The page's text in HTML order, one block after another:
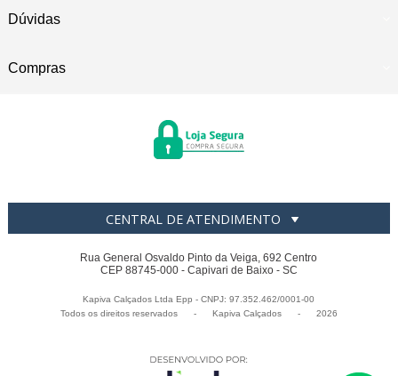
Dúvidas
Compras
CENTRAL DE ATENDIMENTO
Rua General Osvaldo Pinto da Veiga, 692 Centro
CEP 88745-000 - Capivari de Baixo - SC
Kapiva Calçados Ltda Epp - CNPJ: 97.352.462/0001-00
Todos os direitos reservados
- Kapiva Calçados - 2026